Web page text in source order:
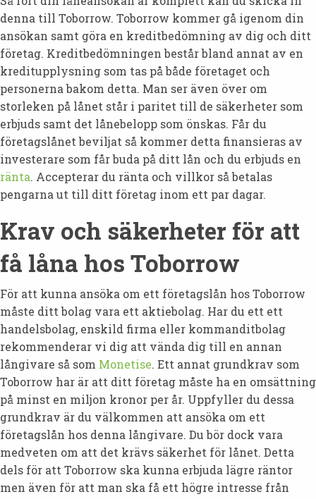
denna till Toborrow. Toborrow kommer gå igenom din
ansökan samt göra en kreditbedömning av dig och ditt
företag. Kreditbedömningen består bland annat av en
kreditupplysning som tas på både företaget och
personerna bakom detta. Man ser även över om
storleken på lånet står i paritet till de säkerheter som
erbjuds samt det lånebelopp som önskas. Får du
företagslånet beviljat så kommer detta finansieras av
investerare som får buda på ditt lån och du erbjuds en
ränta. Accepterar du ränta och villkor så betalas
pengarna ut till ditt företag inom ett par dagar.
Krav och säkerheter för att
få låna hos Toborrow
För att kunna ansöka om ett företagslån hos Toborrow
måste ditt bolag vara ett aktiebolag. Har du ett ett
handelsbolag, enskild firma eller kommanditbolag
rekommenderar vi dig att vända dig till en annan
långivare så som Monetise. Ett annat grundkrav som
Toborrow har är att ditt företag måste ha en omsättning
på minst en miljon kronor per år. Uppfyller du dessa
grundkrav är du välkommen att ansöka om ett
företagslån hos denna långivare. Du bör dock vara
medveten om att det krävs säkerhet för lånet. Detta
dels för att Toborrow ska kunna erbjuda lägre räntor
men även för att man ska få ett högre intresse från